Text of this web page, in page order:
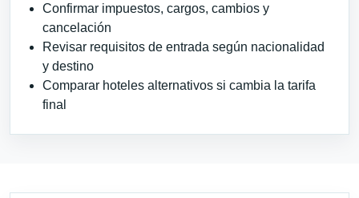
Confirmar impuestos, cargos, cambios y
cancelación
Revisar requisitos de entrada según nacionalidad
y destino
Comparar hoteles alternativos si cambia la tarifa
final